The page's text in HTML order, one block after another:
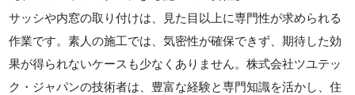
サッシや内窓の取り付けは、見た目以上に専門性が求められる
作業です。素人の施工では、気密性が確保できず、期待した効
果が得られないケースも少なくありません。株式会社ツユテッ
ク・ジャパンの技術者は、豊富な経験と専門知識を活かし、住